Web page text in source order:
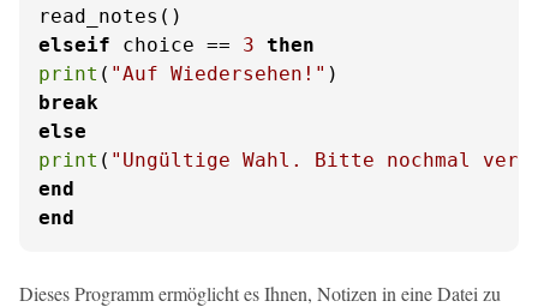
elseif choice == 3 then
print ( "Auf Wiedersehen!"
break
else
print ( "Ungültige Wahl. Bitte nochmal
end
end
Dieses Programm ermöglicht es Ihnen, Notizen in eine Datei zu